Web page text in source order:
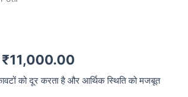
₹11,000.00
को दूर करता है और आर्थिक स्थिति को मजबूत